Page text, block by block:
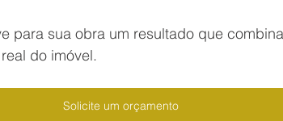
para sua obra um resultado que
do imóvel.
Solicite um orçamento